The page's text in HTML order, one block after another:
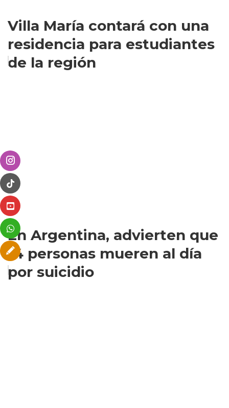
Villa María contará con una
residencia para estudiantes
de la región
En Argentina, advierten que
14 personas mueren al día
por suicidio